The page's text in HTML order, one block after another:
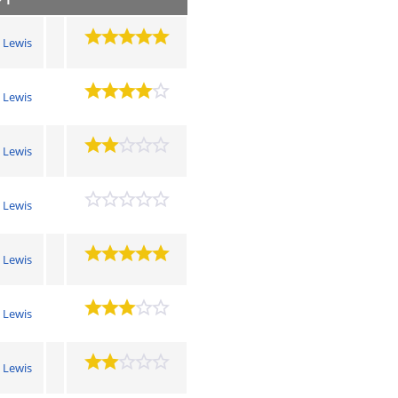
Lewis
Lewis
Lewis
Lewis
Lewis
Lewis
Lewis